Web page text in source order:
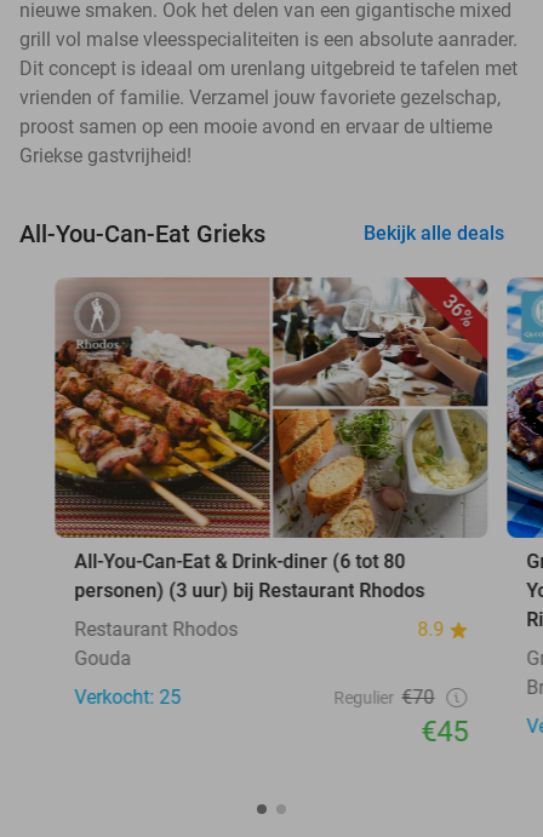
nieuwe smaken. Ook het delen van een gigantische mixed
grill vol malse vleesspecialiteiten is een absolute aanrader.
Dit concept is ideaal om urenlang uitgebreid te tafelen met
vrienden of familie. Verzamel jouw favoriete gezelschap,
proost samen op een mooie avond en ervaar de ultieme
Griekse gastvrijheid!
All-You-Can-Eat Grieks Bekijk alle deals
36%
All-You-Can-Eat & Drink-diner (6 tot 80
personen) (3 uur) bij Restaurant Rhodos
Restaurant Rhodos
8.9
Gouda
Verkocht: 25
Regulier €70
€45